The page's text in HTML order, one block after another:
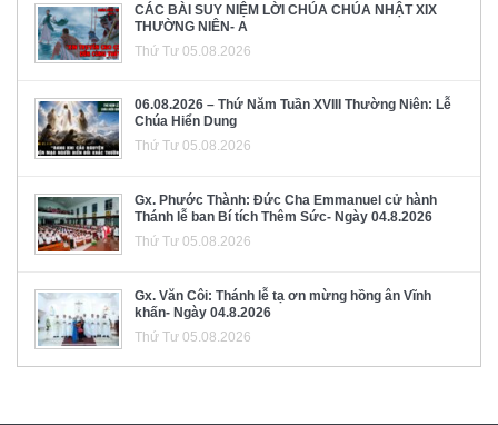
CÁC BÀI SUY NIỆM LỜI CHÚA CHÚA NHẬT XIX
THƯỜNG NIÊN- A
Thứ Tư 05.08.2026
06.08.2026 – Thứ Năm Tuần XVIII Thường Niên: Lễ
Chúa Hiển Dung
Thứ Tư 05.08.2026
Gx. Phước Thành: Đức Cha Emmanuel cử hành
Thánh lễ ban Bí tích Thêm Sức- Ngày 04.8.2026
Thứ Tư 05.08.2026
Gx. Văn Côi: Thánh lễ tạ ơn mừng hồng ân Vĩnh
khấn- Ngày 04.8.2026
Thứ Tư 05.08.2026